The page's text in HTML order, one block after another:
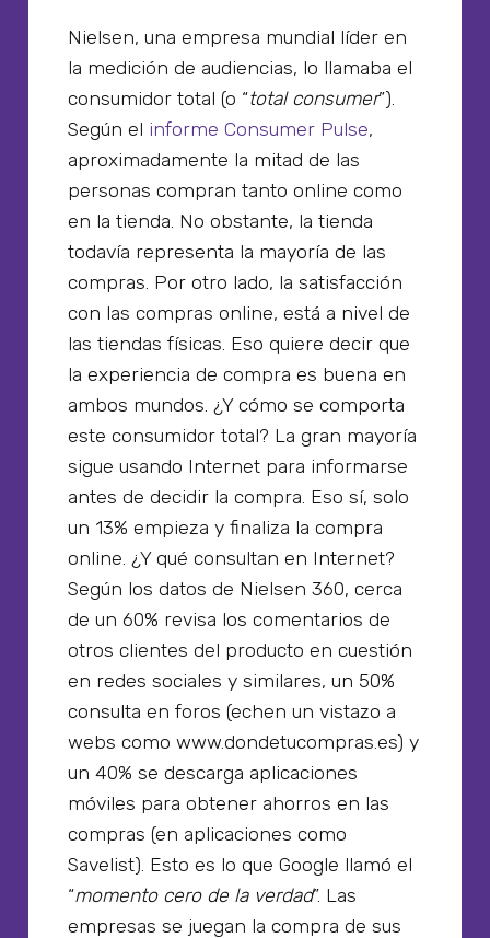
Nielsen, una empresa mundial líder en
la medición de audiencias, lo llamaba el
consumidor total (o “total consumer”).
Según el informe Consumer Pulse,
aproximadamente la mitad de las
personas compran tanto online como
en la tienda. No obstante, la tienda
todavía representa la mayoría de las
compras. Por otro lado, la satisfacción
con las compras online, está a nivel de
las tiendas físicas. Eso quiere decir que
la experiencia de compra es buena en
ambos mundos. ¿Y cómo se comporta
este consumidor total? La gran mayoría
sigue usando Internet para informarse
antes de decidir la compra. Eso sí, solo
un 13% empieza y finaliza la compra
online. ¿Y qué consultan en Internet?
Según los datos de Nielsen 360, cerca
de un 60% revisa los comentarios de
otros clientes del producto en cuestión
en redes sociales y similares, un 50%
consulta en foros (echen un vistazo a
webs como www.dondetucompras.es) y
un 40% se descarga aplicaciones
móviles para obtener ahorros en las
compras (en aplicaciones como
Savelist). Esto es lo que Google llamó el
“momento cero de la verdad”. Las
empresas se juegan la compra de sus